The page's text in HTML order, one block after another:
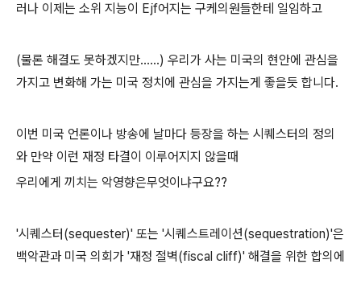
러나 이제는 소위 지능이 Ejf어지는 구케의원들한테 일임하고
(물론 해결도 못하겠지만......) 우리가 사는 미국의 현안에 관심을
가지고 변화해 가는 미국 정치에 관심을 가지는게 좋을듯 합니다.
이번 미국 언론이나 방송에 날마다 등장을 하는 시퀘스터의 정의
와 만약 이런 재정 타결이 이루어지지 않을때
우리에게 끼치는 악영향은무엇이냐구요??
'시퀘스터(sequester)' 또는 '시퀘스트레이션(sequestration)'은
백악관과 미국 의회가 '재정 절벽(fiscal cliff)' 해결을 위한 합의에